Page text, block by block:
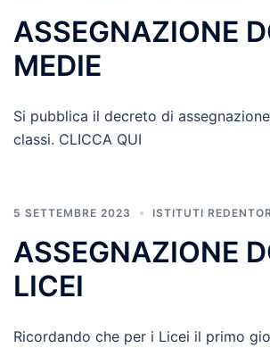
ASSEGNAZIONE
MEDIE
Si pubblica il decreto di
classi. CLICCA QUI
5 SETTEMBRE 2023 ISTITUTI
ASSEGNAZIONE
LICEI
Ricordando che per i Licei il primo